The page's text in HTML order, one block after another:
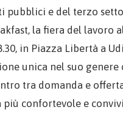
pubblici e del terzo
la fiera del lavoro
in Piazza Libertà a
unica nel suo
tra domanda e
confortevole e